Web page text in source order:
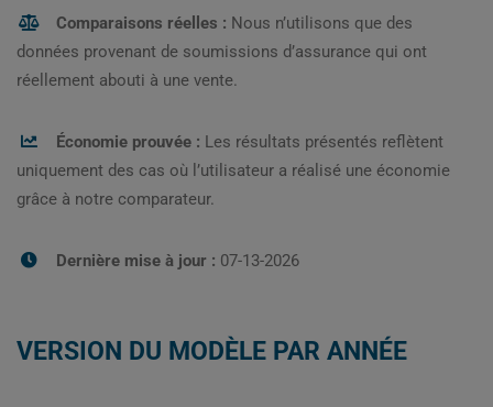
Comparaisons réelles : Nous n’utilisons que des
données provenant de soumissions d’assurance qui ont
réellement abouti à une vente.
Économie prouvée : Les résultats présentés reflètent
uniquement des cas où l’utilisateur a réalisé une économie
grâce à notre comparateur.
Dernière mise à jour : 07-13-2026
VERSION DU MODÈLE PAR ANNÉE